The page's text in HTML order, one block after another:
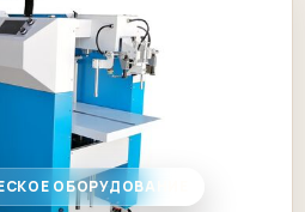
ОБОРУДОВАНИЕ